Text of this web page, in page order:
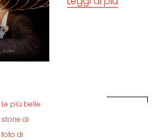
Le più belle
storie di
foto di